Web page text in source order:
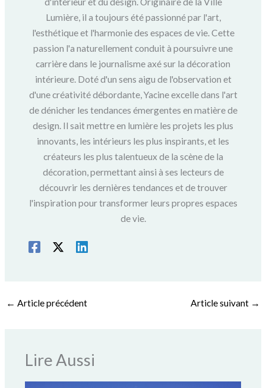
Lumière, il a toujours été passionné par l'art,
l'esthétique et l'harmonie des espaces de vie. Cette
passion l'a naturellement conduit à poursuivre une
carrière dans le journalisme axé sur la décoration
intérieure. Doté d'un sens aigu de l'observation et
d'une créativité débordante, Yacine excelle dans l'art
de dénicher les tendances émergentes en matière de
design. Il sait mettre en lumière les projets les plus
innovants, les intérieurs les plus inspirants, et les
créateurs les plus talentueux de la scène de la
décoration, permettant ainsi à ses lecteurs de
découvrir les dernières tendances et de trouver
l'inspiration pour transformer leurs propres espaces
de vie.
← Article précédent Article suivant →
Lire Aussi